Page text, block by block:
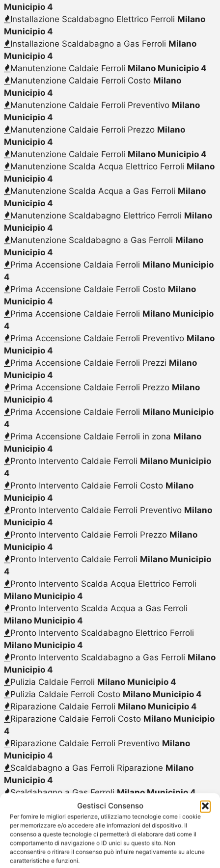
Gestisci Consenso
Per fornire le migliori esperienze, utilizziamo tecnologie come i cookie
per memorizzare e/o accedere alle informazioni del dispositivo. Il
consenso a queste tecnologie ci permetterà di elaborare dati come il
comportamento di navigazione o ID unici su questo sito. Non
acconsentire o ritirare il consenso può influire negativamente su alcune
caratteristiche e funzioni.
Municipio 4
Installazione Scaldabagno Elettrico Ferroli Milano
Municipio 4
Installazione Scaldabagno a Gas Ferroli Milano
Municipio 4
Manutenzione Caldaie Ferroli Milano Municipio 4
Manutenzione Caldaie Ferroli Costo Milano
Municipio 4
Manutenzione Caldaie Ferroli Preventivo Milano
Municipio 4
Manutenzione Caldaie Ferroli Prezzo Milano
Municipio 4
Manutenzione Caldaie Ferroli Milano Municipio 4
Manutenzione Scalda Acqua Elettrico Ferroli Milano
Municipio 4
Manutenzione Scalda Acqua a Gas Ferroli Milano
Municipio 4
Manutenzione Scaldabagno Elettrico Ferroli Milano
Municipio 4
Manutenzione Scaldabagno a Gas Ferroli Milano
Municipio 4
Prima Accensione Caldaia Ferroli Milano Municipio
4
Prima Accensione Caldaie Ferroli Costo Milano
Municipio 4
Prima Accensione Caldaie Ferroli Milano Municipio
4
Prima Accensione Caldaie Ferroli Preventivo Milano
Municipio 4
Prima Accensione Caldaie Ferroli Prezzi Milano
Municipio 4
Prima Accensione Caldaie Ferroli Prezzo Milano
Municipio 4
Prima Accensione Caldaie Ferroli Milano Municipio
4
Prima Accensione Caldaie Ferroli in zona Milano
Municipio 4
Pronto Intervento Caldaie Ferroli Milano Municipio
4
Pronto Intervento Caldaie Ferroli Costo Milano
Municipio 4
Pronto Intervento Caldaie Ferroli Preventivo Milano
Municipio 4
Pronto Intervento Caldaie Ferroli Prezzo Milano
Municipio 4
Pronto Intervento Caldaie Ferroli Milano Municipio
4
Pronto Intervento Scalda Acqua Elettrico Ferroli
Milano Municipio 4
Pronto Intervento Scalda Acqua a Gas Ferroli
Milano Municipio 4
Pronto Intervento Scaldabagno Elettrico Ferroli
Milano Municipio 4
Pronto Intervento Scaldabagno a Gas Ferroli Milano
Municipio 4
Pulizia Caldaie Ferroli Milano Municipio 4
Pulizia Caldaie Ferroli Costo Milano Municipio 4
Riparazione Caldaie Ferroli Milano Municipio 4
Riparazione Caldaie Ferroli Costo Milano Municipio
4
Riparazione Caldaie Ferroli Preventivo Milano
Municipio 4
Scaldabagno a Gas Ferroli Riparazione Milano
Municipio 4
Scaldabagno a Gas Ferroli Milano Municipio 4
Scaldabagno a Gas Ferroli Sostituzione
Municipio 4
Scaldabagno a Gas Ferroli VenditaMilano
Municipio 4
Sostituzione Caldaie Caldaie FerroliMilano
Municipio 4